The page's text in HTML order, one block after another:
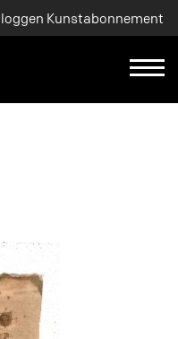
Kunstabonnement